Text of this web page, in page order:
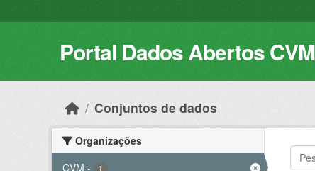
Portal Dados Abertos CVM
Conjuntos de dados
Organizações
CVM - 1